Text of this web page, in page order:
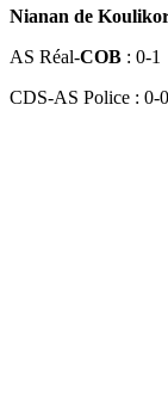
Nianan de
AS Réal-COB : 0-1
CDS-AS Police : 0-0